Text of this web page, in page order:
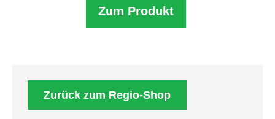
Zum Produkt
Zurück zum Regio-Shop